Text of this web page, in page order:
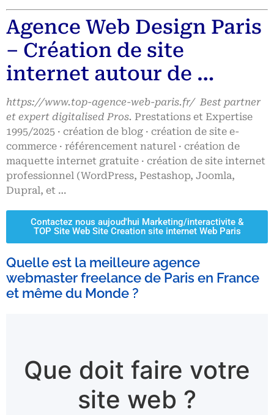
Agence Web Design Paris
– Création de site
internet autour de …
https://www.top-agence-web-paris.fr/ Best partner
et expert digitalised Pros. Prestations et Expertise
1995/2025 · création de blog · création de site e-
commerce · référencement naturel · création de
maquette internet gratuite · création de site internet
professionnel (WordPress, Pestashop, Joomla,
Dupral, et …
Contactez nous aujoud'hui Marketing/interactivite &
TOP Site Web Site Creation site internet Web Paris
Quelle est la meilleure agence
webmaster freelance de Paris en France
et même du Monde ?
Que doit faire votre
site web ?